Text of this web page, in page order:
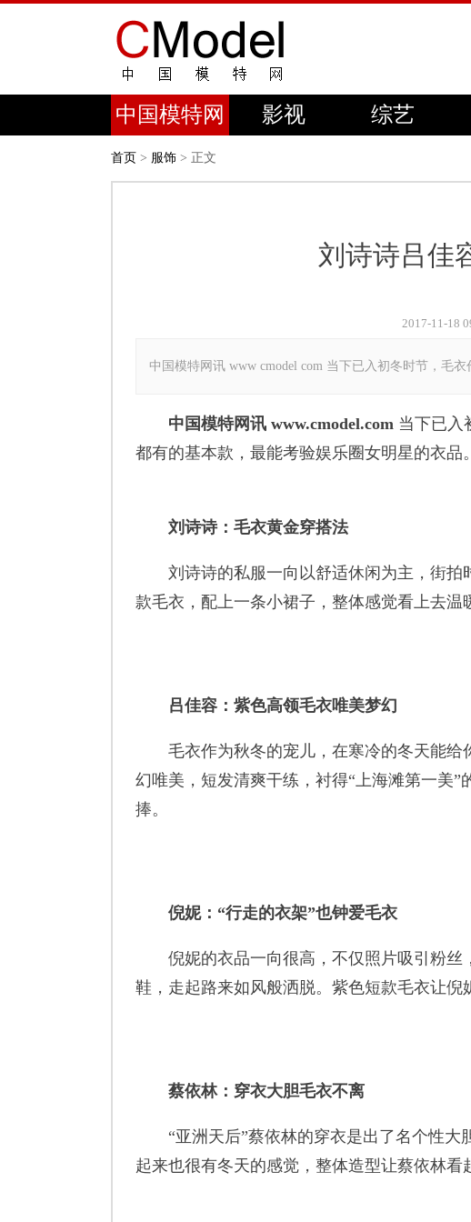
中国模特网 影视 综艺
首页 > 服饰 > 正文
刘诗诗吕佳
2017-11-18
中国模特网讯 www cmodel com 当下已入初冬时节，毛
中国模特网讯 www.cmodel.com 当下已入
都有的基本款，最能考验娱乐圈女明星的衣品
刘诗诗：毛衣黄金穿搭法
刘诗诗的私服一向以舒适休闲为主，街拍
款毛衣，配上一条小裙子，整体感觉看上去温
吕佳容：紫色高领毛衣唯美梦幻
毛衣作为秋冬的宠儿，在寒冷的冬天能给
幻唯美，短发清爽干练，衬得“上海滩第一美
捧。
倪妮：“行走的衣架”也钟爱毛衣
倪妮的衣品一向很高，不仅照片吸引粉丝
鞋，走起路来如风般洒脱。紫色短款毛衣让倪
蔡依林：穿衣大胆毛衣不离
“亚洲天后”蔡依林的穿衣是出了名个性大
起来也很有冬天的感觉，整体造型让蔡依林看